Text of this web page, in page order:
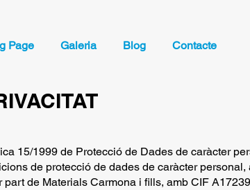
Page Galeria Blog Contacte
15/1999 de Protecció de Dades de caràcter
de protecció de dades de caràcter
part de Materials Carmona i fills, amb CIF